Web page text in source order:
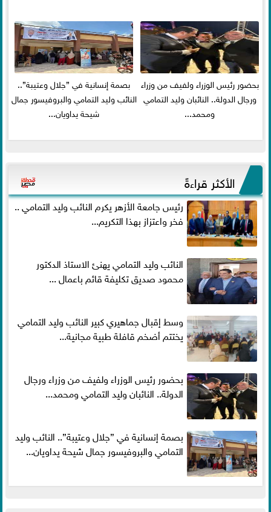
بحضور رئيس الوزراء ولفيف من وزراء
ورجال الدولة.. النائبان وليد التمامي
ومحمد...
بصمة إنسانية في ”جلال وعتيبة”..
النائب وليد التمامي والبروفيسور جمال
شيحة يداويان...
الأكثر قراءةً
رئيس جامعة الأزهر يكرم النائب وليد التمامي ..
فخر واعتزاز بهذا التكريم...
النائب وليد التمامي يهنئ الاستاذ الدكتور
محمود صديق تكليفة قائم باعمال ...
وسط إقبال جماهيري كبير النائب وليد التمامي
يختتم أضخم قافلة طبية مجانية...
بحضور رئيس الوزراء ولفيف من وزراء ورجال
الدولة.. النائبان وليد التمامي ومحمد...
بصمة إنسانية في ”جلال وعتيبة”.. النائب وليد
التمامي والبروفيسور جمال شيحة يداويان...